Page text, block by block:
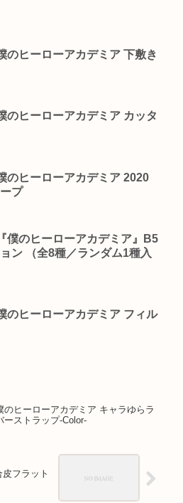
のヒーローアカデミア 下敷き
のヒーローアカデミア カッタ
のヒーローアカデミア 2020
プ
『僕のヒーローアカデミア』B5
ン （全8種／ランダム1種入
のヒーローアカデミア フィル
のヒーローアカデミア キャラゆらラ
ーストラップ-Color-
フラット